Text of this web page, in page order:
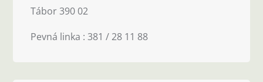
Tábor 390 02
Pevná linka : 381 / 28 11 88